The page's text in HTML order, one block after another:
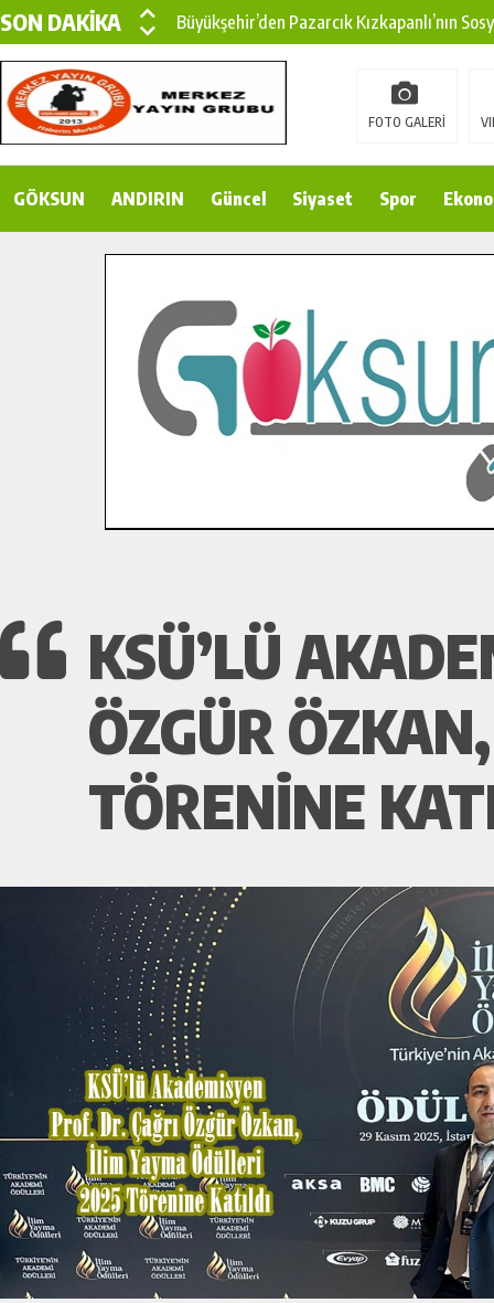
SON DAKİKA
Büyükşehir’den Pazarcık Kızkapanlı’nın
Büyükşehir’den Pazarcık Kırsalına Modern
Çin’den KSÜ’ye Uluslararası Başarı:
Gençler Pusula Maraş Kampında Yeni
İlçe Jandarma Komutanı Karakaya’dan
Bertiz’in Yeni Köprüsünde Sona Doğru.
FOTO GALERİ
GÖKSUN ANDIRIN Güncel Siyaset Spor
KSÜ’LÜ
ÖZGÜR
TÖRENINE